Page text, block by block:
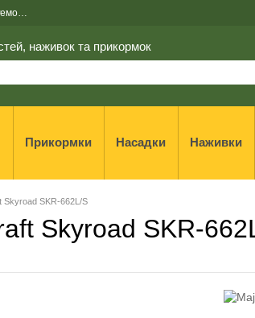
реставрація спінінгів
наживок та прикормок
Прикормки Насадки Наживки
Skyroad SKR-662L/S
Skyroad SKR-